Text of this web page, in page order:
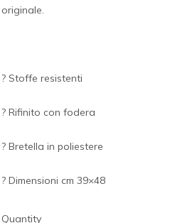
originale.
? Stoffe resistenti
? Rifinito con fodera
? Bretella in poliestere
? Dimensioni cm 39×48
Quantity